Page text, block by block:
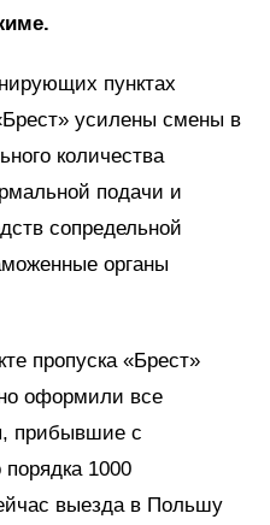
пунктах
усилены смены в
количества
подачи и
сопредельной
органы
пропуска «Брест»
оформили все
прибывшие с
1000
выезда в Польшу